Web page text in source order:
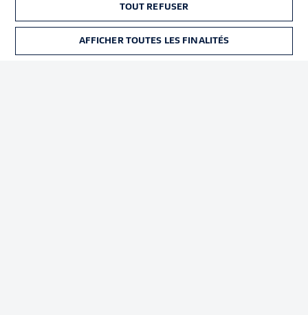
Diffuseurs
Travaux Contact
TOUT REFUSER
AFFICHER TOUTES LES FINALITÉS